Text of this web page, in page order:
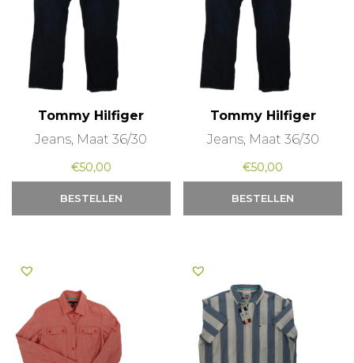
Tommy Hilfiger
Jeans, Maat 36/30
€50,00
BESTELLEN
Tommy Hilfiger
Jeans, Maat 36/30
€50,00
BESTELLEN